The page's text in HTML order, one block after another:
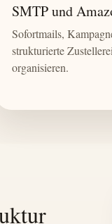
SMTP und
Sofortmails,
strukturierte
organisieren.